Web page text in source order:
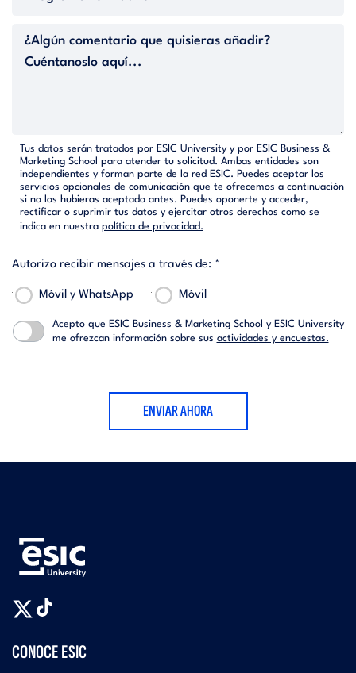
Tus datos serán tratados por ESIC University y por ESIC Business &
Marketing School para atender tu solicitud. Ambas entidades son
independientes y forman parte de la red ESIC. Puedes aceptar los
servicios opcionales de comunicación que te ofrecemos a continuación
si no los hubieras aceptado antes. Puedes oponerte y acceder,
rectificar o suprimir tus datos y ejercitar otros derechos como se
indica en nuestra política de privacidad.
Autorizo recibir mensajes a través de: *
Móvil y WhatsApp Móvil
Acepto que ESIC Business & Marketing School y ESIC University
me ofrezcan información sobre sus actividades y encuestas.
ENVIAR AHORA
CONOCE ESIC